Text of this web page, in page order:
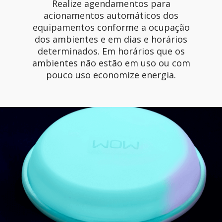
Realize agendamentos para
acionamentos automáticos dos
equipamentos conforme a ocupação
dos ambientes e em dias e horários
determinados. Em horários que os
ambientes não estão em uso ou com
pouco uso economize energia.